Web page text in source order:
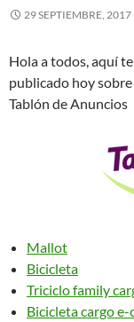
29 SEPTIEMBRE, 2017
Hola a todos, aquí
publicado hoy
Tablón de Anuncios
Mallot
Bicicleta
Triciclo family
Bicicleta cargo